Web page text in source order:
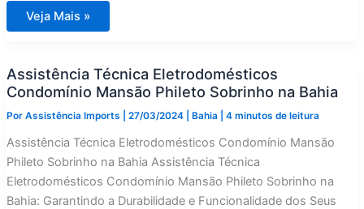
Assistência
Técnica
Fellini
na
Bahia
Veja Mais »
Assistência Técnica Eletrodomésticos
Condomínio Mansão Phileto Sobrinho na Bahia
Por Assistência Imports 27/03/2024 Bahia 4 minutos de leitura
Assistência Técnica Eletrodomésticos Condomínio Mansão
Phileto Sobrinho na Bahia Assistência Técnica
Eletrodomésticos Condomínio Mansão Phileto Sobrinho na
Bahia: Garantindo a Durabilidade e Funcionalidade dos Seus